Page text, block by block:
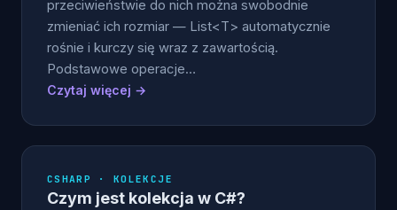
przeciwieństwie do nich można swobodnie
zmieniać ich rozmiar — List<T> automatycznie
rośnie i kurczy się wraz z zawartością.
Podstawowe operacje…
Czytaj więcej →
CSHARP · KOLEKCJE
Czym jest kolekcja w C#?